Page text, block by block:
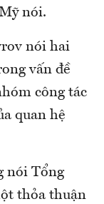
nói.
nói hai
vấn đề
công tác
quan hệ
nói Tổng
thỏa thuận